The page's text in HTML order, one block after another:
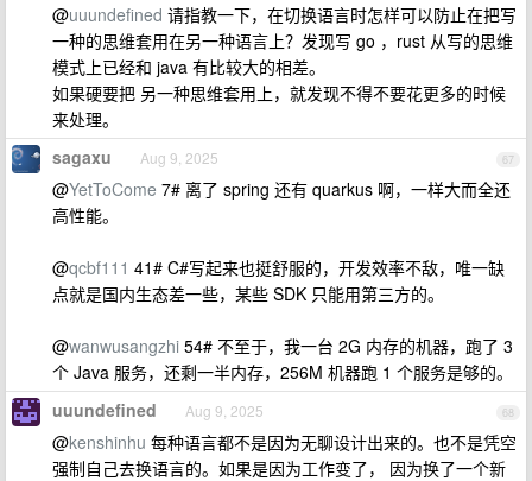
@uuundefined 请指教一下，在切换语言时怎样可以防止在把写
一种的思维套用在另一种语言上？发现写 go ，rust 从写的思维
模式上已经和 java 有比较大的相差。
如果硬要把 另一种思维套用上，就发现不得不要花更多的时候
来处理。
67
sagaxu Aug 9, 2025
@YetToCome 7# 离了 spring 还有 quarkus 啊，一样大而全还
高性能。
@qcbf111 41# C#写起来也挺舒服的，开发效率不敌，唯一缺
点就是国内生态差一些，某些 SDK 只能用第三方的。
@wanwusangzhi 54# 不至于，我一台 2G 内存的机器，跑了 3
个 Java 服务，还剩一半内存，256M 机器跑 1 个服务是够的。
68
uuundefined Aug 9, 2025
@kenshinhu 每种语言都不是因为无聊设计出来的。也不是凭空
强制自己去换语言的。如果是因为工作变了， 因为换了一个新